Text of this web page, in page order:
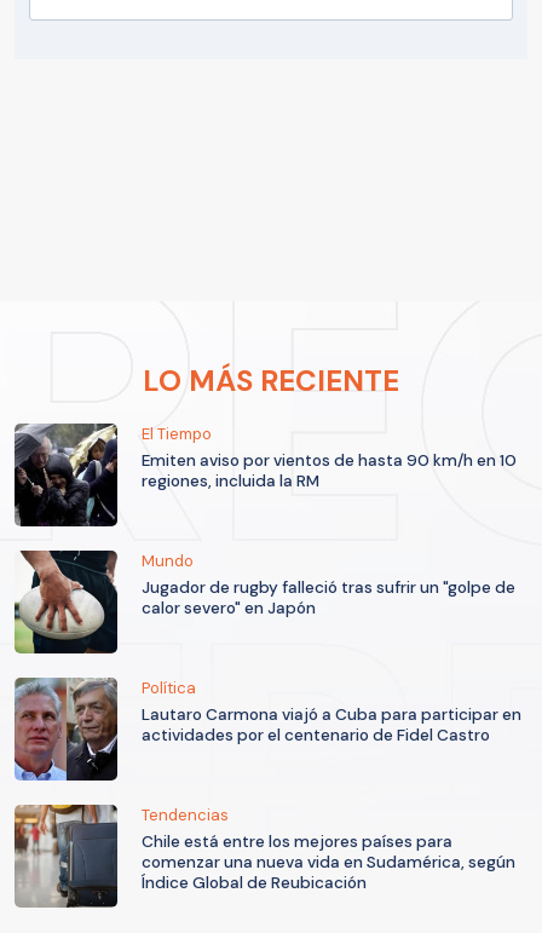
LO MÁS RECIENTE
El Tiempo
Emiten aviso por vientos de hasta 90 km/h en 10
regiones, incluida la RM
Mundo
Jugador de rugby falleció tras sufrir un "golpe de
calor severo" en Japón
Política
Lautaro Carmona viajó a Cuba para participar en
actividades por el centenario de Fidel Castro
Tendencias
Chile está entre los mejores países para
comenzar una nueva vida en Sudamérica, según
Índice Global de Reubicación